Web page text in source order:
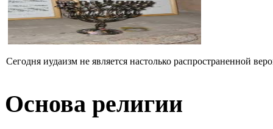
Сегодня иудаизм не является настолько распространенной
Основа религии